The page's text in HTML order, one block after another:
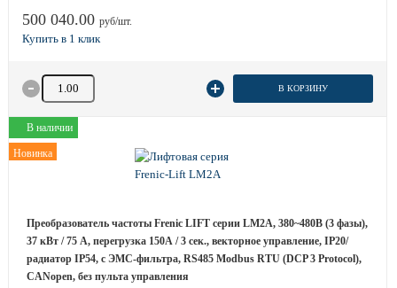
500 040.00 руб/шт.
Количество товара В КОРЗИНУ
В наличии
Новинка
Преобразователь частоты Frenic LIFT серии LM2A, 380~480B (3 фазы),
37 кВт / 75 A, перегрузка 150А / 3 сек., векторное управление, IP20/
радиатор IP54, с ЭМС-фильтра, RS485 Modbus RTU (DCP 3 Protocol),
CANopen, без пульта управления